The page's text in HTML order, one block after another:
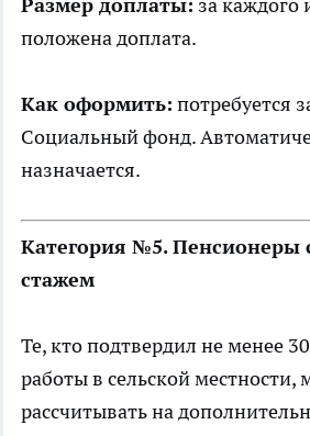
положена доплата.
Как оформить: потребуется
Социальный фонд.
назначается.
Категория №5. Пенсионеры
стажем
Те, кто подтвердил не менее
работы в сельской местности,
рассчитывать на